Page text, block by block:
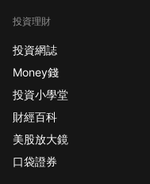
公司 ( DERM ) 升級和
降級 升級 長橋公司
（EVBG） Procore 技
術公司 ( PCOR ) 諾福克
南方公司 ( NSC ) 文藝
復興控股有限公司 (
RNR ) 斯科茨奇蹟種植
公司 ( SMG ) 美國銀行
投資理財
投資網誌
Money錢
投資小學堂
財經百科
美股放大鏡
口袋證券